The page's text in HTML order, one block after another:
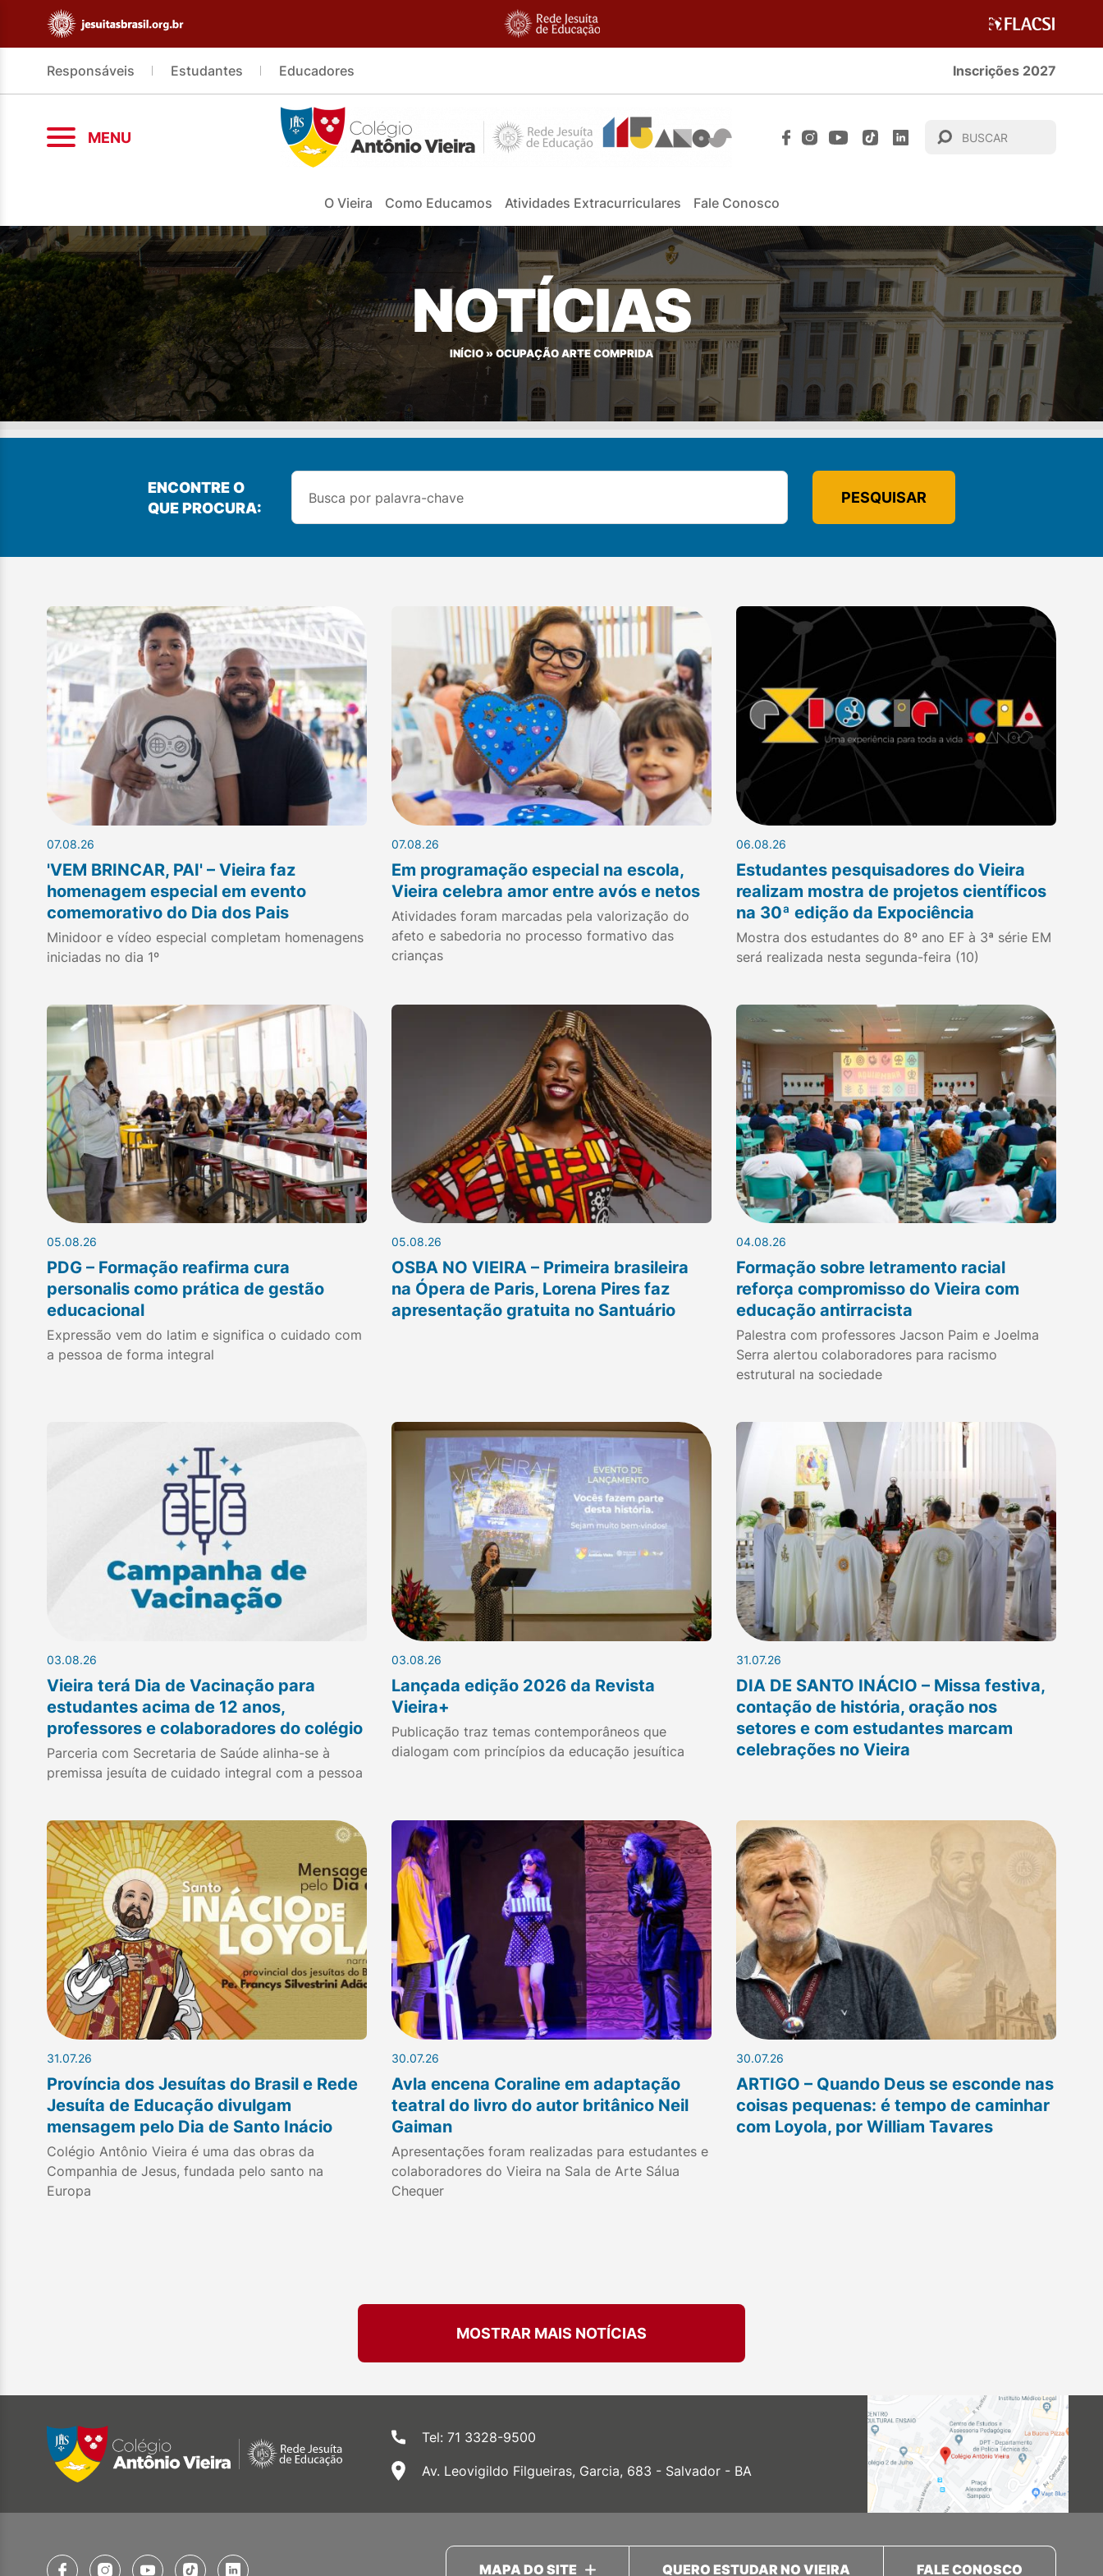
Responsáveis Estudantes Educadores Inscrições 2027
MENU
O Vieira Como Educamos Atividades Extracurriculares Fale Conosco
NOTÍCIAS
INÍCIO » OCUPAÇÃO ARTE COMPRIDA
ENCONTRE O
QUE PROCURA:
PESQUISAR
07.08.26
'VEM BRINCAR, PAI' – Vieira faz
homenagem especial em evento
comemorativo do Dia dos Pais
Minidoor e vídeo especial completam homenagens
iniciadas no dia 1º
07.08.26
Em programação especial na escola,
Vieira celebra amor entre avós e netos
Atividades foram marcadas pela valorização do
afeto e sabedoria no processo formativo das
crianças
06.08.26
Estudantes pesquisadores do Vieira
realizam mostra de projetos científicos
na 30ª edição da Expociência
Mostra dos estudantes do 8º ano EF à 3ª série EM
será realizada nesta segunda-feira (10)
05.08.26
PDG – Formação reafirma cura
personalis como prática de gestão
educacional
Expressão vem do latim e significa o cuidado com
a pessoa de forma integral
05.08.26
OSBA NO VIEIRA – Primeira brasileira
na Ópera de Paris, Lorena Pires faz
apresentação gratuita no Santuário
04.08.26
Formação sobre letramento racial
reforça compromisso do Vieira com
educação antirracista
Palestra com professores Jacson Paim e Joelma
Serra alertou colaboradores para racismo
estrutural na sociedade
03.08.26
Vieira terá Dia de Vacinação para
estudantes acima de 12 anos,
professores e colaboradores do colégio
Parceria com Secretaria de Saúde alinha-se à
premissa jesuíta de cuidado integral com a pessoa
03.08.26
Lançada edição 2026 da Revista
Vieira+
Publicação traz temas contemporâneos que
dialogam com princípios da educação jesuítica
31.07.26
DIA DE SANTO INÁCIO – Missa festiva,
contação de história, oração nos
setores e com estudantes marcam
celebrações no Vieira
31.07.26
Província dos Jesuítas do Brasil e Rede
Jesuíta de Educação divulgam
mensagem pelo Dia de Santo Inácio
Colégio Antônio Vieira é uma das obras da
Companhia de Jesus, fundada pelo santo na
Europa
30.07.26
Avla encena Coraline em adaptação
teatral do livro do autor britânico Neil
Gaiman
Apresentações foram realizadas para estudantes e
colaboradores do Vieira na Sala de Arte Sálua
Chequer
30.07.26
ARTIGO – Quando Deus se esconde nas
coisas pequenas: é tempo de caminhar
com Loyola, por William Tavares
MOSTRAR MAIS NOTÍCIAS
Tel: 71 3328-9500
Av. Leovigildo Filgueiras, Garcia, 683 - Salvador - BA
MAPA DO SITE QUERO ESTUDAR NO VIEIRA FALE CONOSCO